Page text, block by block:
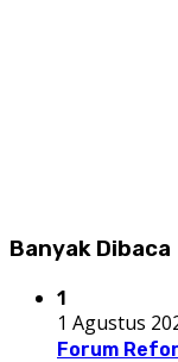
Banyak Dibaca
1
1 Agustus
Forum